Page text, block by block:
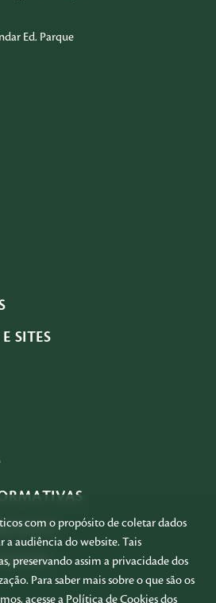
Ed. Parque
SITES
com o propósito de coletar dados
a audiência do website. Tais
preservando assim a privacidade dos
Para saber mais sobre o que são os
acesse a Política de Cookies dos